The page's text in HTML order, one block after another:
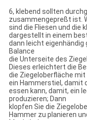
6, klebend sollten
zusammengepreßt ist.
sind die Fliesen und die
dargestellt in einem
dann leicht
Balance
die Unterseite des
Dieses erleichtert die
die Ziegeloberfläche mit
ein Hammerstiel, damit
essen kann, damit, ein
produzieren; Dann
klopfen Sie die
Hammer zu planieren